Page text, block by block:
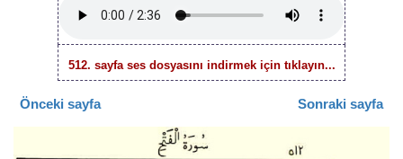
512. sayfa ses dosyasını indirmek için tıklayın...
Önceki sayfa Sonraki sayfa